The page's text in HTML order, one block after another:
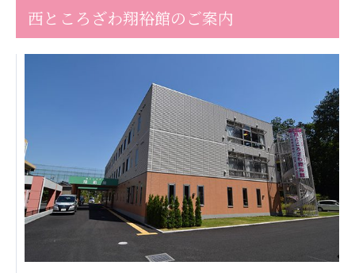
S-Labo（渋谷院）
医療法人社団 デンタルケアコミュニティ
松園第二病院
複合ケアセンターまつぞの
医療法人社団 鴻愛会
こうのす共生病院
OKP with Life クリニック
こうのすナーシングホーム共生園
西ところざわ翔裕館のご案内